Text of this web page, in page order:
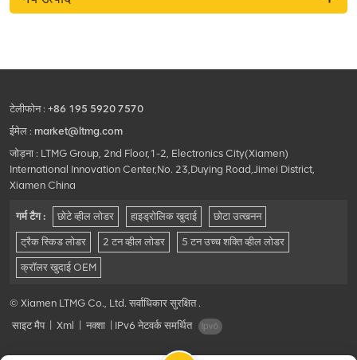
टेलीफोन : +86 195 5920 7570
ईमेल : market@ltmg.com
जोड़ना : LTMG Group, 2nd Floor,1-2, Electronics City(Xiamen)
International Innovation Center,No. 23,Duying Road,Jimei District,
Xiamen China
गर्म टैग : छोटे व्हील लोडर हाइड्रोलिक खुदाई छोटा उत्खनन
ट्रैक स्किड लोडर 2 टन व्हील लोडर 5 टन उच्च शक्ति व्हील लोडर
क्रॉलर खुदाई OEM
© Xiamen LTMG Co., Ltd. सर्वाधिकार सुरक्षित .
साइट मैप
Xml नक्शा IPv6 नेटवर्क समर्थित